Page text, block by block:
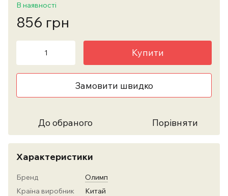
В наявності
856 грн
Купити
Замовити швидко
До обраного Порівняти
Характеристики
Бренд
Олимп
Країна виробник
Китай